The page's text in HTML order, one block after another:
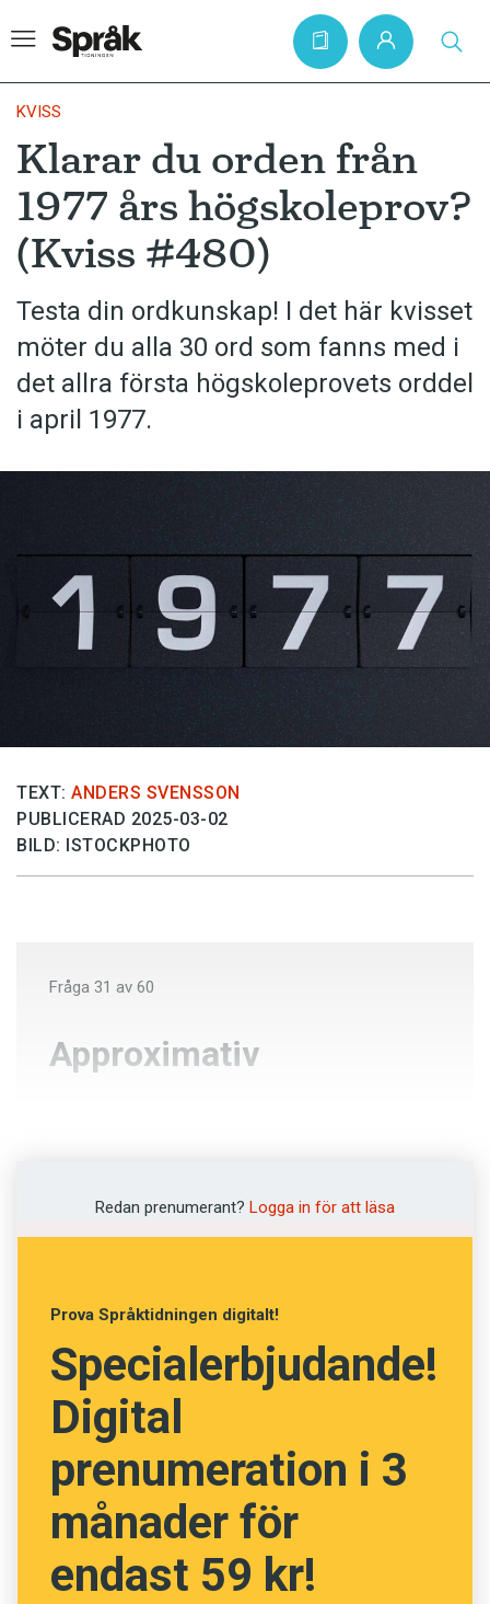
Hem
Artiklar
Krönikor
Språkfrågor
Skrivtips
Bokrecensioner
Kviss
Annonsera
Prenumerera
Läs Språktidningen digitalt
KVISS
Klarar du orden från
1977 års högskoleprov?
(Kviss #480)
Testa din ordkunskap! I det här kvisset
möter du alla 30 ord som fanns med i
det allra första högskoleprovets orddel
i april 1977.
TEXT: ANDERS SVENSSON
PUBLICERAD 2025-03-02
BILD: ISTOCKPHOTO
Fråga 31 av 60
Approximativ
Ungefärlig
Upprepad
Redan prenumerant? Logga in för att läsa
Prova Språktidningen digitalt!
Specialerbjudande!
Digital
prenumeration i 3
månader för
endast 59 kr!